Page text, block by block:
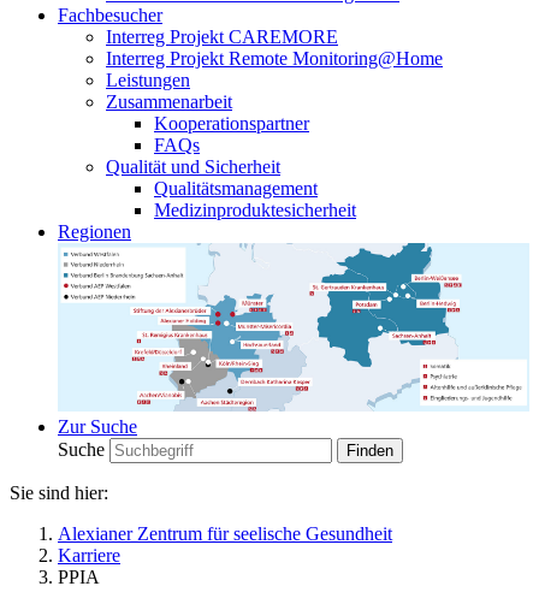
Fachbesucher
Interreg Projekt CAREMORE
Interreg Projekt Remote Monitoring@Home
Leistungen
Zusammenarbeit
Kooperationspartner
FAQs
Qualität und Sicherheit
Qualitätsmanagement
Medizinproduktesicherheit
Regionen
Zur Suche
Suche
Sie sind hier:
Alexianer Zentrum für seelische Gesundheit
Karriere
PPIA